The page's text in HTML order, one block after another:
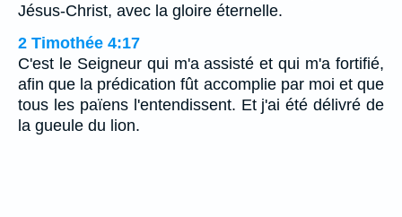
Jésus-Christ, avec la gloire éternelle.
2 Timothée 4:17
C'est le Seigneur qui m'a assisté et qui m'a fortifié,
afin que la prédication fût accomplie par moi et que
tous les païens l'entendissent. Et j'ai été délivré de
la gueule du lion.